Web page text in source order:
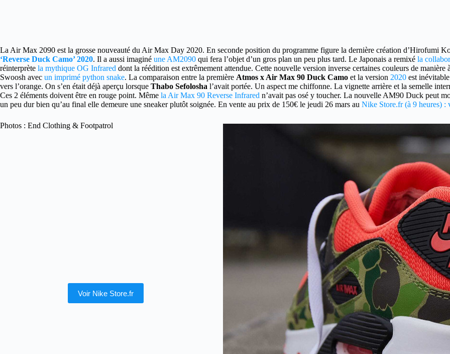
La Air Max 2090 est la grosse nouveauté du Air Max Day 2020. En seconde position du programme figure la dernière création d’Hirofumi
‘Reverse Duck Camo’ 2020. Il a aussi imaginé une AM2090 qui fera l’objet d’un gros plan un peu plus tard. Le Japonais a remixé la
réinterprète la mythique OG Infrared dont la réédition est extrêmement attendue. Cette nouvelle version inverse certaines couleurs de
Swoosh avec un imprimé python snake. La comparaison entre la première Atmos x Air Max 90 Duck Camo et la version 2020 est
vers l’orange. On s’en était déjà aperçu lorsque Thabo Sefolosha l’avait portée. Un aspect me chiffonne. La vignette arrière et la semelle
Ces 2 éléments doivent être en rouge point. Même la Air Max 90 Reverse Infrared n’avait pas osé y toucher. La nouvelle AM90 Duck peut
un peu dur bien qu’au final elle demeure une sneaker plutôt soignée. En vente au prix de 150€ le jeudi 26 mars au Nike Store.fr (à 9 heures) :
Photos : End Clothing & Footpatrol
Voir Nike Store.fr